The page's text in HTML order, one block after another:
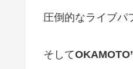
圧倒的なライブパ
そして